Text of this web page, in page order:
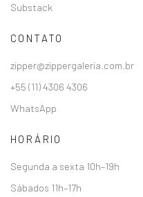
Substack
CONTATO
zipper@zippergaleria.com.br
+55 (11) 4306 4306
WhatsApp
HORÁRIO
Segunda a sexta 10h–19h
Sábados 11h–17h